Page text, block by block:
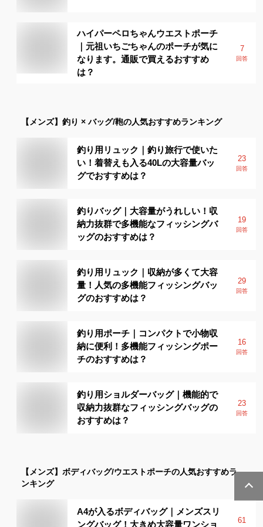
ハイパーペロちゃんウエストポーチ
｜元祖いちごちゃんのポーチが気に
なります。通販で買えるおすすめ
は？
7
回答
【メンズ】 釣り × バッグ/鞄の人気おすすめランキング
釣り用リュック｜釣り旅行で使いた
い！着替えも入る40Lの大容量バッ
グでおすすめは？
23
回答
釣りバッグ｜大容量がうれしい！収
納力抜群で多機能なフィッシングバ
ッグのおすすめは？
19
回答
釣り用リュック｜収納が多くて大容
量！人気の多機能フィッシングバッ
グのおすすめは？
29
回答
釣り用ポーチ｜コンパクトで小物収
納に便利！多機能フィッシングポー
チのおすすめは？
16
回答
釣り用ショルダーバッグ｜機能的で
収納力抜群なフィッシングバッグの
おすすめは？
23
回答
【メンズ】 ボディバッグ/ウエストポーチの人気おすすめラ
ンキング
A4が入るボディバッグ｜メンズスリ
ングバッグ！大きめ大容量ワンショ
61